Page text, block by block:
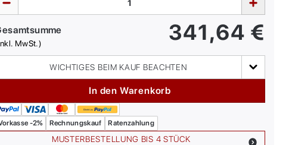
MwSt.) 341,64 €
WICHTIGES BEIM KAUF BEACHTEN
In den Warenkorb
-2% Rechnungskauf Ratenzahlung
MUSTERBESTELLUNG BIS 4 STÜCK